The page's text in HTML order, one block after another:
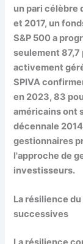
un pari célèbre
et 2017, un
S&P 500 a
seulement
activement
SPIVA
en 2023, 83
américains ont
décennale
gestionnaires
l'approche de
investisseurs.
La résilience
successives